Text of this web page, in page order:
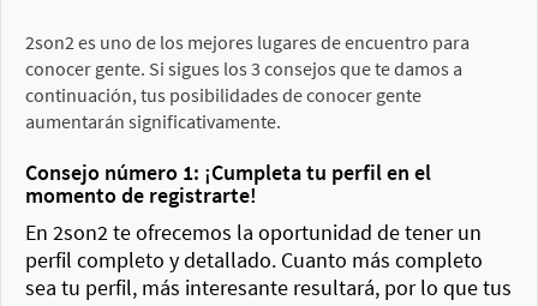
2son2 es uno de los mejores lugares de encuentro para
conocer gente. Si sigues los 3 consejos que te damos a
continuación, tus posibilidades de conocer gente
aumentarán significativamente.
Consejo número 1: ¡Cumpleta tu perfil en el
momento de registrarte!
En 2son2 te ofrecemos la oportunidad de tener un
perfil completo y detallado. Cuanto más completo
sea tu perfil, más interesante resultará, por lo que tus